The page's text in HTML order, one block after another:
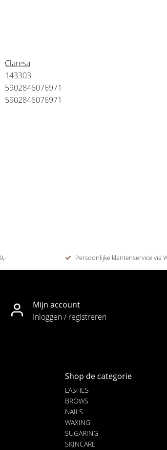
Claresa
143303
5902846076971
5902846076971
Persoonlijke klantenservice via
Mijn account
Inloggen / registreren
Shop de categorie
LASHES
BROWS
NAILS
WAXING
SUGARING
SKINCARE